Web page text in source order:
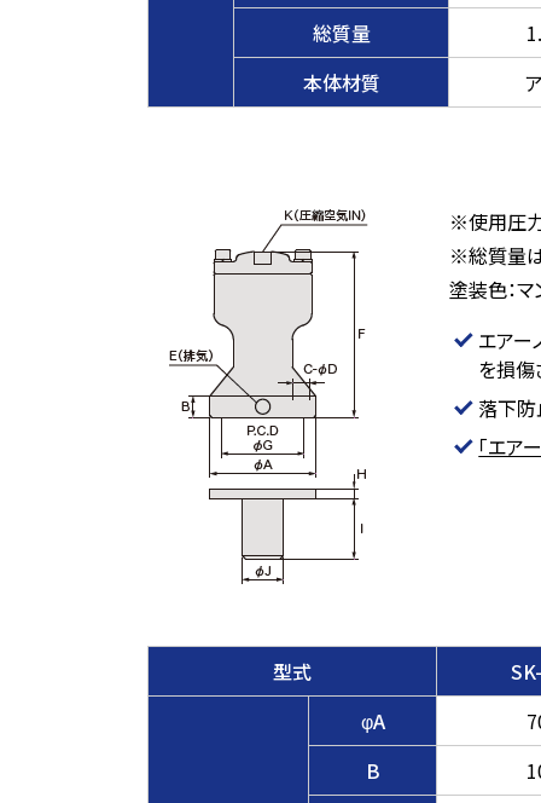
総質量
本体材質
※使用圧力
※総質量は
塗装色：
エアー
を損傷
落下防
「エア
型式
φA
B